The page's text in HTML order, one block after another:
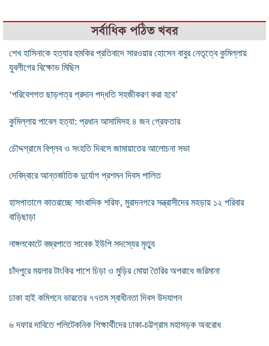
সর্বাধিক পঠিত খবর
শেখ হাসিনাকে হত্যার হুমকির প্রতিবাদে সারওয়ার হোসেন বাবুর নেতৃত্বে কুমিল্লায়
যুবলীগের বিক্ষোভ মিছিল
‘পরিবেশগত ছাড়পত্র প্রদান পদ্ধতি সহজীকরণ করা হবে’
কুমিল্লায় পাবেল হত্যা: প্রধান আসামিসহ ৪ জন গ্রেফতার
চৌদ্দগ্রামে বিপ্লব ও সংহতি দিবসে জামায়াতের আলোচনা সভা
দেবিদ্বারে আন্তর্জাতিক দুর্যোগ প্রশমন দিবস পালিত
হাসপাতালে কাতরাচ্ছে সাংবাদিক শরিফ, মুরাদনগরে সন্ত্রাসীদের মহড়ায় ১২ পরিবার
বাড়িছাড়া
নাঙ্গলকোটে বজ্রপাতে সাবেক ইউপি সদস্যের মৃত্যু
চাঁদপুরে ময়লার টাংকির পাশে চিড়া ও মুড়ির মোয়া তৈরির অপরাধে জরিমানা
ঢাকা হাই কমিশনে ভারতের ৭৭তম স্বাধীনতা দিবস উদযাপন
৬ দফার দাবিতে পলিটেকনিক শিক্ষার্থীদের ঢাকা-চট্টগ্রাম মহাসড়ক অবরোধ